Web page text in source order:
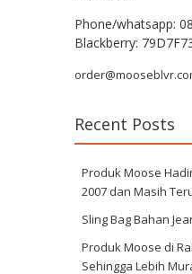
Phone/whatsapp:
Blackberry:
Recent Posts
Produk Moose
2007 dan Masih
Sling Bag Bahan
Produk Moose di
Sehingga Lebih